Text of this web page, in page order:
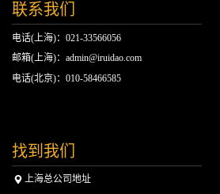
联系我们
电话(上海)：021-33566056
邮箱(上海)：admin@iruidao.com
电话(北京)：010-58466585
找到我们
上海总公司地址